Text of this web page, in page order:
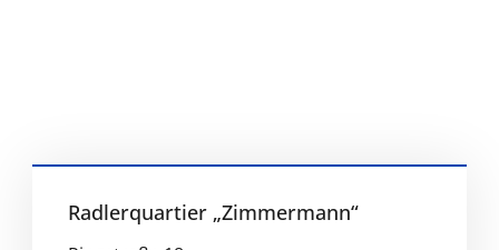
Radlerquartier „Zimmermann“